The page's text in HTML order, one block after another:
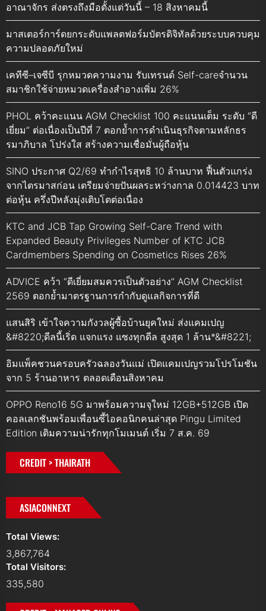
อาณาจักร ส่งตรงถึงมือตั้งแต่วันนี้ – 18 สิงหาคมนี้
มาสเตอร์การ์ดยกระดับแพลตฟอร์มบัตรดิจิทัลด้วยระบบควบคุม
ความปลอดภัยใหม่
เคทีซี–เจซีบี รุกหมวดความงาม รับเทรนด์ Self-careจำนวน
สมาชิกใช้จ่ายหมวดเครื่องสำอางเพิ่ม 26%
PHOL คว้าคะแนน AGM Checklist 100 คะแนนเต็ม ระดับ “ดี
เยี่ยม” ต่อเนื่องเป็นปีที่ 7 ตอกย้ำการดำเนินธุรกิจตามหลักธร
รมาภิบาล โปร่งใส สร้างความเชื่อมั่นผู้ถือหุ้น
SINO ประกาศ Q2/69 ทำกำไรสุทธิ 10 ล้านบาท ฟื้นตัวแกร่ง
จากไตรมาสก่อน เตรียมจ่ายปันผลระหว่างกาล 0.014423 บาท
ต่อหุ้น ครึ่งปีหลังมุ่งเติบโตต่อเนื่อง
KTC and JCB Tap Growing Self-Care Trend with
Expanded Beauty Privileges Number of KTC JCB
Cardmembers Spending on Cosmetics Rises 26%
ADVICE คว้า “ดีเยี่ยมสมควรเป็นตัวอย่าง” AGM Checklist
2569 ตอกย้ำมาตรฐานการกำกับดูแลกิจการที่ดี
แสนสิริ เข้าใจความกังวลผู้ซื้อบ้านยุคใหม่ ส่งแคมเปญ
&#8220;ดีลนี้เริ่ด แจกแรง แซงทุกดีล สูงสุด 1 ล้าน*&#8221;
อิมแพ็คชวนครอบครัวฉลองวันแม่ เปิดแคมเปญรวมโปรโมชัน
จาก 5 ร้านอาหาร ตลอดเดือนสิงหาคม
OPPO Reno16 5G มาพร้อมความจุใหม่ 12GB+512GB เปิด
คอลเลกชันพร้อมเพื่อนซี้ไอคอนิกคนล่าสุด Pingu Limited
Edition เติมความน่ารักทุกโมเมนต์ เริ่ม 7 ส.ค. 69
CREDIT > THAIRATH
ASIACONNEXT
Total Views:
3,867,764
Total Visitors:
335,580